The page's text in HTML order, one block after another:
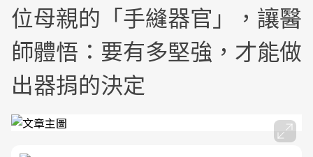
位母親的「手縫器官」，讓醫
師體悟：要有多堅強，才能做
出器捐的決定